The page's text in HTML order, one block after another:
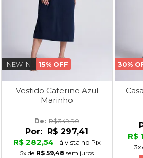
NEW IN 15% OFF
Vestido Caterine Azul
Marinho
De: R$ 349,90
Por: R$ 297,41
R$ 282,54
à vista no Pix
5xde R$ 59,48 sem juros
30%
R$
3x